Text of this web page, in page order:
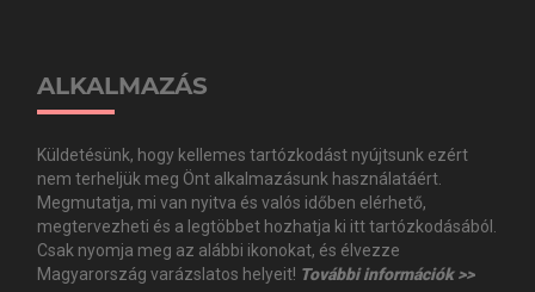
ALKALMAZÁS
Küldetésünk, hogy kellemes tartózkodást nyújtsunk ezért
nem terheljük meg Önt alkalmazásunk használatáért.
Megmutatja, mi van nyitva és valós időben elérhető,
megtervezheti és a legtöbbet hozhatja ki itt tartózkodásából.
Csak nyomja meg az alábbi ikonokat, és élvezze
Magyarország varázslatos helyeit! További információk >>